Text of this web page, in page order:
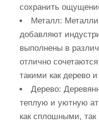
сохранить
Металл:
добавляют
выполнены в
отлично
такими как дерево
Дерево:
теплую и уютную
как сплошными, так